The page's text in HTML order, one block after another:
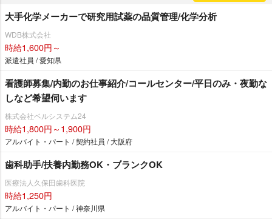
大手化学メーカーで研究用試薬の品質管理/化学分析
WDB株式会社
時給1,600円～
派遣社員 / 愛知県
看護師募集/内勤のお仕事紹介/コールセンター/平日のみ・夜勤な
しなど希望伺います
株式会社ベルシステム24
時給1,800円～1,900円
アルバイト・パート / 契約社員 / 大阪府
歯科助手/扶養内勤務OK・ブランクOK
医療法人久保田歯科医院
時給1,250円
アルバイト・パート / 神奈川県